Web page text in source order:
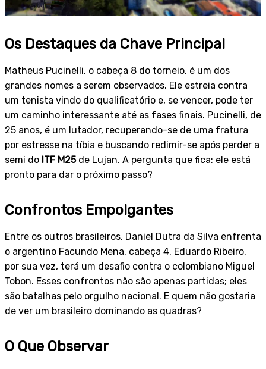
Os Destaques da Chave Principal
Matheus Pucinelli, o cabeça 8 do torneio, é um dos
grandes nomes a serem observados. Ele estreia contra
um tenista vindo do qualificatório e, se vencer, pode ter
um caminho interessante até as fases finais. Pucinelli, de
25 anos, é um lutador, recuperando-se de uma fratura
por estresse na tíbia e buscando redimir-se após perder a
semi do ITF M25de Lujan. A pergunta que fica: ele está
pronto para dar o próximo passo?
Confrontos Empolgantes
Entre os outros brasileiros, Daniel Dutra da Silva enfrenta
o argentino Facundo Mena, cabeça 4. Eduardo Ribeiro,
por sua vez, terá um desafio contra o colombiano Miguel
Tobon. Esses confrontos não são apenas partidas; eles
são batalhas pelo orgulho nacional. E quem não gostaria
de ver um brasileiro dominando as quadras?
O Que Observar